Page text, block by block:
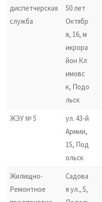
диспетчерская
служба
50 лет
Октябр
я, 16, м
икрора
йон Кл
имовс
к, Подо
льск
ЖЭУ № 5
ул. 43-й
Армии,
15, Под
ольск
Жилищно-
Ремонтное
Садова
я ул., 5,